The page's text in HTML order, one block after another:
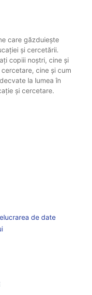
care găzduiește
și cercetării.
copiii noștri, cine și
cine și cum
la lumea în
și cercetare.
de date